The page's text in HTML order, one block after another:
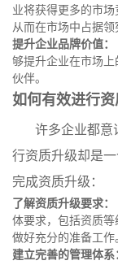
业将获得更多的市场
从而在市场中占据领
提升企业品牌价值：
够提升企业在市场
伙伴。
如何有效进行资
许多企业都意
行资质升级却是
完成资质升级：
了解资质升级要求：
体要求，包括资质
做好充分的准备工作
建立完善的管理体系